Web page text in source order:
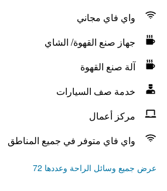
واي فاي مجاني
جهاز صنع القهوة/ الشاي
آلة صنع القهوة
خدمة صف السيارات
مركز أعمال
واي فاي متوفر في جميع المناطق
عرض جميع وسائل الراحة وعددها 72